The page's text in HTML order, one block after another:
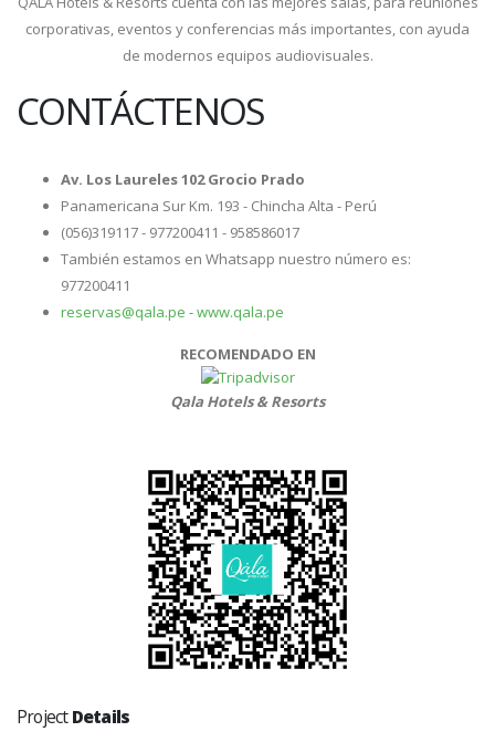
corporativas, eventos y conferencias más importantes, con ayuda
de modernos equipos audiovisuales.
CONTÁCTENOS
Av. Los Laureles 102 Grocio Prado
Panamericana Sur Km. 193 - Chincha Alta - Perú
(056)319117 - 977200411 - 958586017
También estamos en Whatsapp nuestro número es:
977200411
reservas@qala.pe -www.qala.pe
RECOMENDADO EN
Qala Hotels & Resorts
ProjectDetails